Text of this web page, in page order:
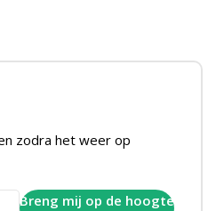
zodra het weer op
Breng mij op de hoogte